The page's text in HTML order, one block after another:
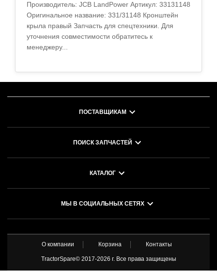
Производитель: JCB LandPower Артикул: 33131148
Оригинальное название: 331/31148 Кронштейн
крыла правый Запчасть для спецтехники. Для
уточнения совместимости обратитесь к
менеджеру...
ПОСТАВЩИКАМ
ПОИСК ЗАПЧАСТЕЙ
КАТАЛОГ
МЫ В СОЦИАЛЬНЫХ СЕТЯХ
О компании Корзина Контакты
TractorSpare© 2017-2026 г. Все права защищены